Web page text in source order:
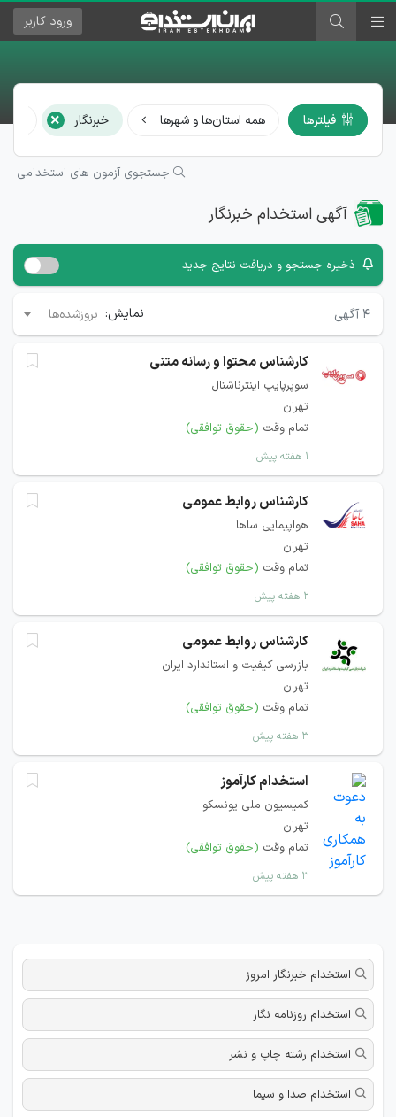
ورود کاربر
فیلترها همه استان‌ها و شهرها خبرنگار ×
جستجوی آزمون های استخدامی
آگهی استخدام خبرنگار
ذخیره جستجو و دریافت نتایج جدید
۴ آگهی نمایش: بروزشده‌ها
کارشناس محتوا و رسانه متنی
سوپرپایپ اینترناشنال
تهران
تمام وقت (حقوق توافقی)
۱ هفته پیش
کارشناس روابط عمومی
هواپیمایی ساها
تهران
تمام وقت (حقوق توافقی)
۲ هفته پیش
کارشناس روابط عمومی
بازرسی کیفیت و استاندارد ایران
تهران
تمام وقت (حقوق توافقی)
۳ هفته پیش
استخدام کارآموز
کمیسیون ملی یونسکو
تهران
تمام وقت (حقوق توافقی)
۳ هفته پیش
استخدام خبرنگار امروز
استخدام روزنامه نگار
استخدام رشته چاپ و نشر
استخدام صدا و سیما